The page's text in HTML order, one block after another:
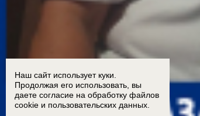
Наш сайт использует куки.
Продолжая его использовать, вы
даете согласие на обработку файлов
cookie и пользовательских данных.